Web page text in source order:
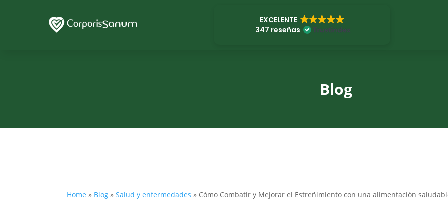
EXCELENTE
347 reseñas
Blog
Home » Blog »Salud y enfermedades » Cómo Combatir y Mejorar el Estreñimiento con una alimentación